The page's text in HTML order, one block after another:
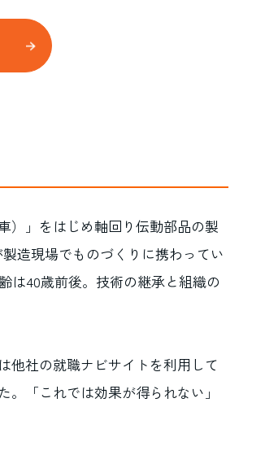
）」をはじめ軸回り伝動部品の製
造現場でものづくりに携わってい
は40歳前後。技術の継承と組織の
他社の就職ナビサイトを利用して
「これでは効果が得られない」